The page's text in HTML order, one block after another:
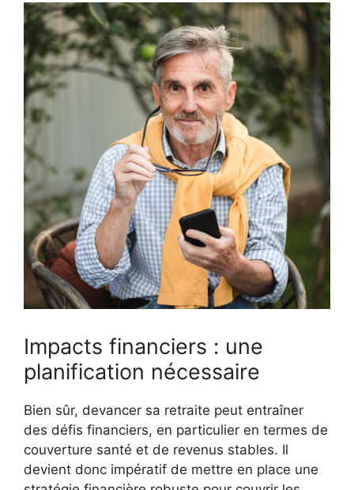
Impacts financiers : une
planification nécessaire
Bien sûr, devancer sa retraite peut entraîner
des défis financiers, en particulier en termes de
couverture santé et de revenus stables. Il
devient donc impératif de mettre en place une